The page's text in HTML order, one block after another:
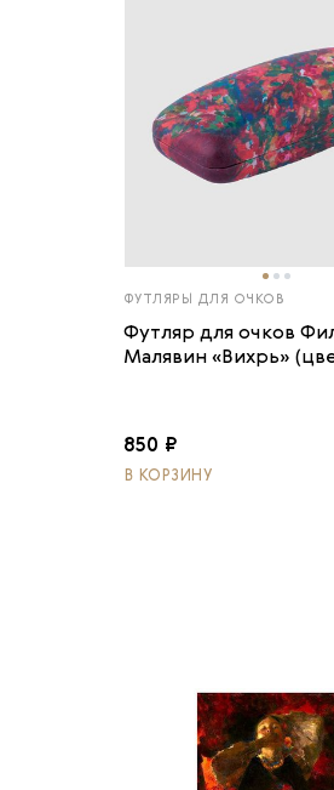
ФУТЛЯРЫ ДЛЯ ОЧКОВ
Футляр для очков
Малявин «Вихрь»
850 ₽
В КОРЗИНУ